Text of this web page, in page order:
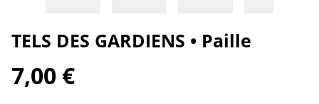
TELS DES GARDIENS • Paille
7,00 €